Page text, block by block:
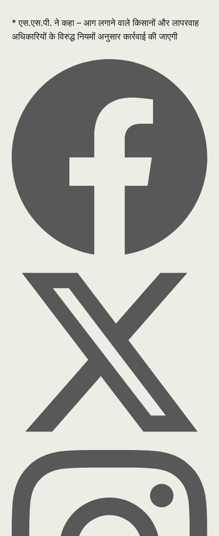
* एस.एस.पी. ने कहा – आग लगाने वाले किसानों और लापरवाह
अधिकारियों के विरुद्ध नियमों अनुसार कार्रवाई की जाएगी